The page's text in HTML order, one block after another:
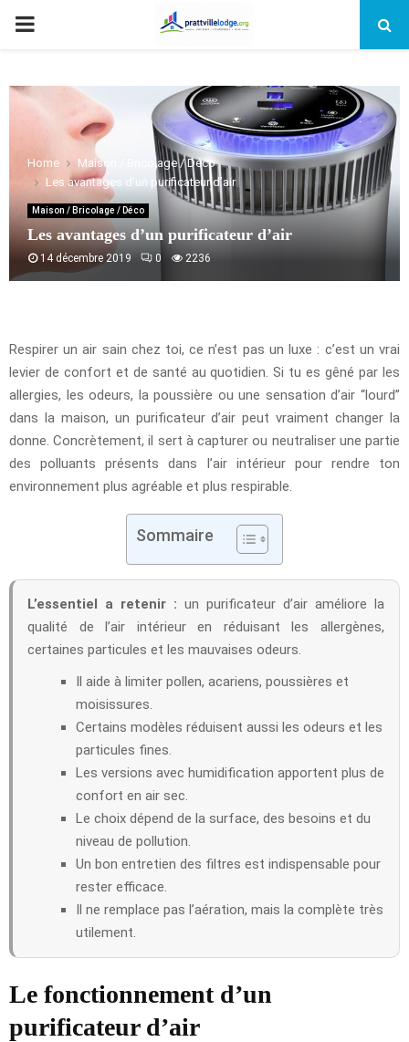
PRIMARY
Home
Maison / Bricolage / Déco
Les avantages d’un purificateur d’air
Maison / Bricolage / Déco
Les avantages d’un purificateur d’air
14 décembre 2019 0 2236
Respirer un air sain chez toi, ce n’est pas un luxe : c’est un vrai
levier de confort et de santé au quotidien. Si tu es gêné par les
allergies, les odeurs, la poussière ou une sensation d’air “lourd”
dans la maison, un purificateur d’air peut vraiment changer la
donne. Concrètement, il sert à capturer ou neutraliser une partie
des polluants présents dans l’air intérieur pour rendre ton
environnement plus agréable et plus respirable.
Sommaire
L’essentiel a retenir : un purificateur d’air améliore la
qualité de l’air intérieur en réduisant les allergènes,
certaines particules et les mauvaises odeurs.
Il aide à limiter pollen, acariens, poussières et
moisissures.
Certains modèles réduisent aussi les odeurs et les
particules fines.
Les versions avec humidification apportent plus de
confort en air sec.
Le choix dépend de la surface, des besoins et du
niveau de pollution.
Un bon entretien des filtres est indispensable pour
rester efficace.
Il ne remplace pas l’aération, mais la complète très
utilement.
Le fonctionnement d’un
purificateur d’air